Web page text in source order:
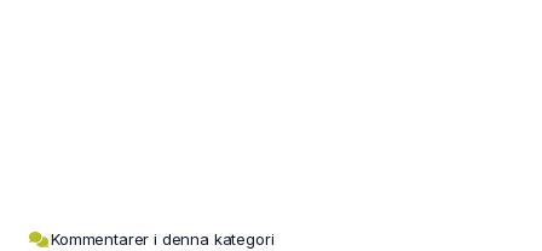
Kommentarer i denna kategori